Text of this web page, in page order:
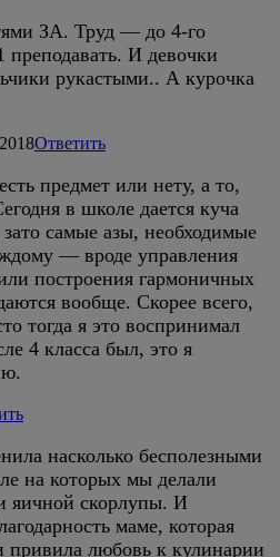
ЗА. Труд — до 4-го
преподавать. И девочки
рукастыми.. А курочка
Ответить
предмет или нету, а то,
в школе дается куча
самые азы, необходимые
— вроде управления
построения гармоничных
вообще. Скорее всего,
тогда я это воспринимал
4 класса был, это я
насколько бесполезными
на которых мы делали
яичной скорлупы. И
маме, которая
привила любовь к кулинарии